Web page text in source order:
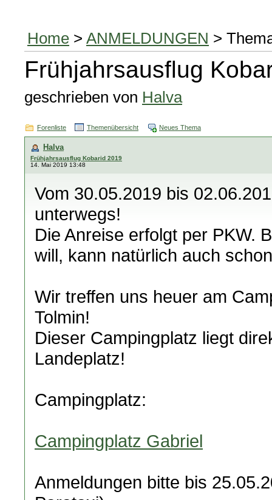
Home > ANMELDUNGEN >
Frühjahrsausflug
geschrieben von Halva
Forenliste Themenübersicht Neues Thema
Halva
Frühjahrsausflug Kobarid 2019
14. Mai 2019 13:48
Vom 30.05.2019 bis
unterwegs!
Die Anreise erfolgt per PKW.
will, kann natürlich auch
Wir treffen uns heuer am
Tolmin!
Dieser Campingplatz liegt
Landeplatz!
Campingplatz:
Campingplatz Gabriel
Anmeldungen bitte bis